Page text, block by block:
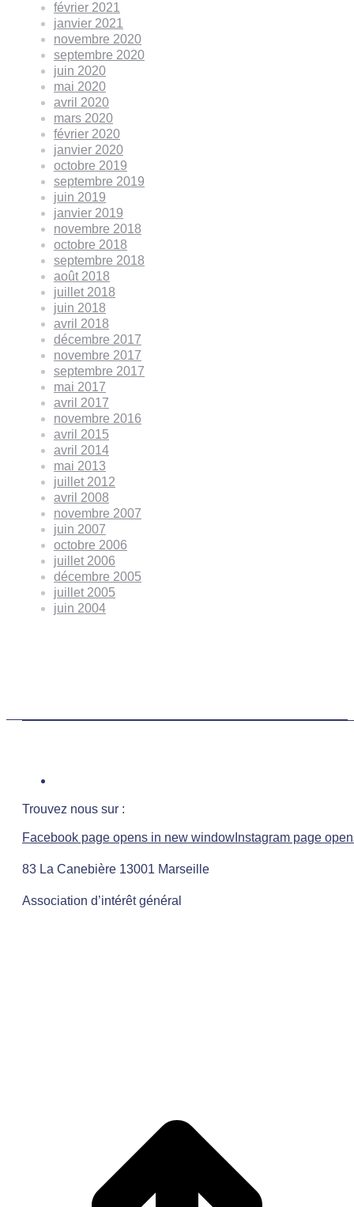
février 2021
janvier 2021
novembre 2020
septembre 2020
juin 2020
mai 2020
avril 2020
mars 2020
février 2020
janvier 2020
octobre 2019
septembre 2019
juin 2019
janvier 2019
novembre 2018
octobre 2018
septembre 2018
août 2018
juillet 2018
juin 2018
avril 2018
décembre 2017
novembre 2017
septembre 2017
mai 2017
avril 2017
novembre 2016
avril 2015
avril 2014
mai 2013
juillet 2012
avril 2008
novembre 2007
juin 2007
octobre 2006
juillet 2006
décembre 2005
juillet 2005
juin 2004
Trouvez nous sur :
Facebook page opens in new window Instagram page
83 La Canebière 13001 Marseille
Association d’intérêt général